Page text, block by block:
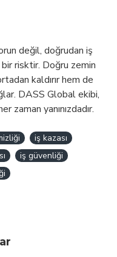
değil, doğrudan iş
risktir. Doğru zemin
kaldırır hem de
DASS Global ekibi,
zaman yanınızdadır.
iş kazası
iş güvenliği